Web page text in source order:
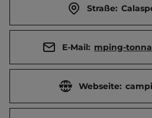
Straße:
E-Mail: mping-
Webseite: